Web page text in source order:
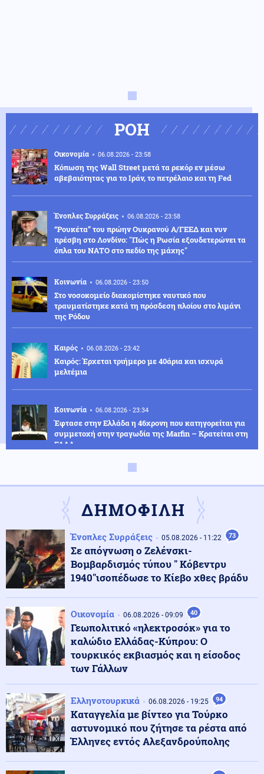
ΡΟΗ
Οικονομία 06.08.2026 - 23:58
Κόπωση της Wall Street μετά τα ρεκόρ εν μέσω
αβεβαιότητας για το Ιράν, το πετρέλαιο και τη Fed
Ένοπλες Συρράξεις 06.08.2026 - 23:58
“Ρουκέτα” του πρώην Ουκρανού Α/ΓΕΕΔ και νυν
πρέσβη στο Λονδίνο: "Πώς η Ρωσία εξουδετερώνει τα
όπλα του ΝΑΤΟ στο πεδίο της μάχης"
Κοινωνία 06.08.2026 - 23:50
Στο νοσοκομείο διακομίστηκε ναυτικό που
τραυματίστηκε κατά τη πρόσδεση πλοίου στο λιμάνι
της Ρόδου
Καιρός 06.08.2026 - 23:42
Καιρός: Έρχεται τριήμερο με 40άρια και ισχυρά
μελτέμια
Κοινωνία 06.08.2026 - 23:34
Έφτασε στην Ελλάδα η 46χρονη που κατηγορείται για
συμμετοχή στην τραγωδία της Marfin – Κρατείται στη
ΓΑΔΑ
ΗΠΑ: Στήριξη στην Ισπανία για Θέουτα και Μελίγια,
επίθεση στον Σάντσεθ για το μεταναστευτικό
Μέση Ανατολή 06.08.2026 - 23:17
Ισραήλ: «Φρένο» στην αποχώρηση από νέες περιοχές
του νότιου Λιβάνου έως ότου εφαρμοστεί η συμφωνία
Κόσμος 06.08.2026 - 23:14
Επιβεβαιώνεται η ανοδική τάση της AfD στη Γερμανία:
Στο 28% ανέβηκε, βυθίζεται η δημοτικότητα του Μερτς
Κόσμος 06.08.2026 - 23:07
Ξεκινά δελτίο νερού στο Πουέρτο Ρίκο λόγω της
ξηρασίας
Κοινωνία 06.08.2026 - 23:06
Διατάχθηκε ΕΔΕ για τους αστυνομικούς που
εμπλέκονται στην υπόθεση της 75χρονης στα Χανιά
ΔΗΜΟΦΙΛΗ
Ένοπλες Συρράξεις 05.08.2026 - 11:22 73
Σε απόγνωση ο Ζελένσκι-
Βομβαρδισμός τύπου " Κόβεντρυ
1940"ισοπέδωσε το Κίεβο χθες βράδυ
Οικονομία 06.08.2026 - 09:09 40
Γεωπολιτικό «ηλεκτροσόκ» για το
καλώδιο Ελλάδας-Κύπρου: Ο
τουρκικός εκβιασμός και η είσοδος
των Γάλλων
Ελληνοτουρκικά 06.08.2026 - 19:25 94
Καταγγελία με βίντεο για Τούρκο
αστυνομικό που ζήτησε τα ρέστα από
Έλληνες εντός Αλεξανδρούπολης